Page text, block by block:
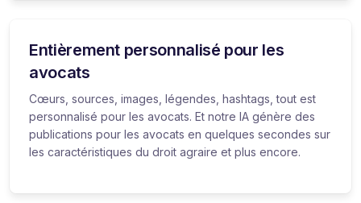
Entièrement personnalisé pour les
avocats
Cœurs, sources, images, légendes, hashtags, tout est
personnalisé pour les avocats. Et notre IA génère des
publications pour les avocats en quelques secondes sur
les caractéristiques du droit agraire et plus encore.